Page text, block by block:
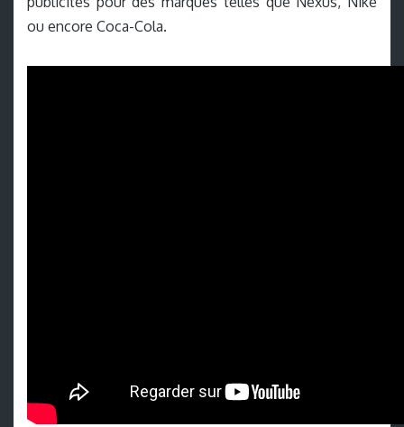
ou encore Coca-Cola.